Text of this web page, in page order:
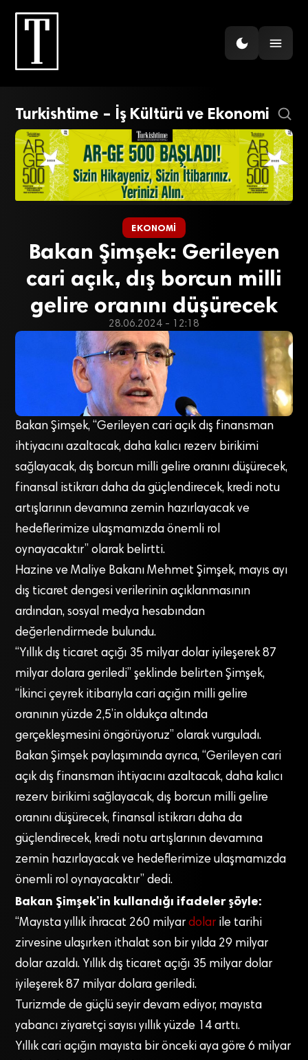
Turkishtime – İş Kültürü ve Ekonomi
EKONOMI
Bakan Şimşek: Gerileyen
cari açık, dış borcun milli
gelire oranını düşürecek
28.06.2024 - 12:18
Bakan Şimşek, “Gerileyen cari açık dış finansman
ihtiyacını azaltacak, daha kalıcı rezerv birikimi
sağlayacak, ⁠dış borcun milli gelire oranını düşürecek,
finansal istikrarı daha da güçlendirecek, kredi notu
artışlarının devamına zemin hazırlayacak ve
hedeflerimize ulaşmamızda önemli rol
oynayacaktır” olarak belirtti.
Hazine ve Maliye Bakanı Mehmet Şimşek, mayıs ayı
dış ticaret dengesi verilerinin açıklanmasının
ardından, sosyal medya hesabından
değerlendirmede bulundu.
“Yıllık dış ticaret açığı 35 milyar dolar iyileşerek 87
milyar dolara geriledi” şeklinde belirten Şimşek,
“İkinci çeyrek itibarıyla cari açığın milli gelire
oranının yüzde 2,5’in oldukça altında
gerçekleşmesini öngörüyoruz” olarak vurguladı.
Bakan Şimşek paylaşımında ayrıca, “Gerileyen cari
açık dış finansman ihtiyacını azaltacak, daha kalıcı
rezerv birikimi sağlayacak, ⁠dış borcun milli gelire
oranını düşürecek, finansal istikrarı daha da
güçlendirecek, kredi notu artışlarının devamına
zemin hazırlayacak ve hedeflerimize ulaşmamızda
önemli rol oynayacaktır” dedi.
Bakan Şimşek’in kullandığı ifadeler şöyle:
“Mayısta yıllık ihracat 260 milyardolar ile tarihi
zirvesine ulaşırken ithalat son bir yılda 29 milyar
dolar azaldı. Yıllık dış ticaret açığı 35 milyar dolar
iyileşerek 87 milyar dolara geriledi.
Turizmde de güçlü seyir devam ediyor, mayısta
yabancı ziyaretçi sayısı yıllık yüzde 14 arttı.
Yıllık cari açığın mayısta bir önceki aya göre 6 milyar